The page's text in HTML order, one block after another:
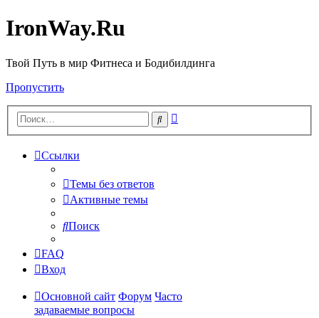
IronWay.Ru
Твой Путь в мир Фитнеса и Бодибилдинга
Пропустить
Поиск
Ссылки
Темы без ответов
Активные темы
Поиск
FAQ
Вход
Основной сайт Форум Часто
задаваемые вопросы